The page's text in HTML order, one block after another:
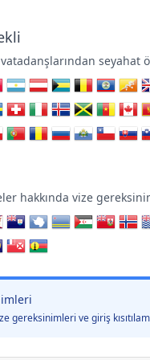
seyahat
hakkında vize
gereksinimleri ve giriş